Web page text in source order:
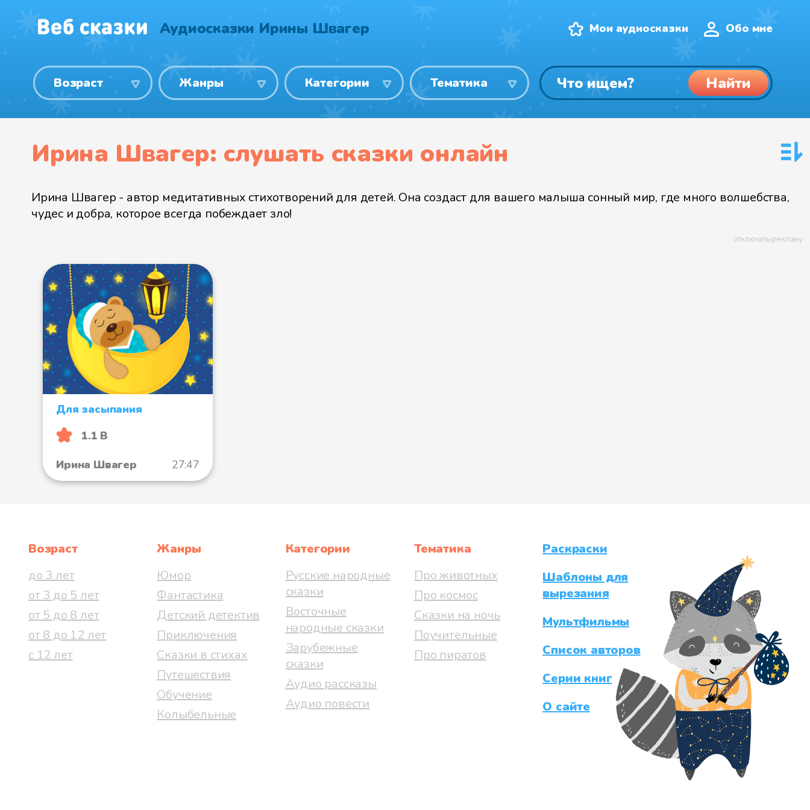
Аудиосказки Ирины Швагер Мои аудиосказки Обо мне
Возраст Жанры Категории Тематика Найти
Ирина Швагер: слушать сказки онлайн
Ирина Швагер - автор медитативных стихотворений для детей. Она создаст для вашего малыша сонный мир, где много волшебства,
чудес и добра, которое всегда побеждает зло!
отключить рекламу
Для засыпания
1.1 B
Ирина Швагер
27:47
Возраст
до 3 лет
от 3 до 5 лет
от 5 до 8 лет
от 8 до 12 лет
с 12 лет
Жанры
Юмор
Фантастика
Детский детектив
Приключения
Сказки в стихах
Путешествия
Обучение
Колыбельные
Категории
Русские народные
сказки
Восточные
народные сказки
Зарубежные
сказки
Аудио рассказы
Аудио повести
Тематика
Про животных
Про космос
Сказки на ночь
Поучительные
Про пиратов
Раскраски
Шаблоны для
вырезания
Мультфильмы
Список авторов
Серии книг
О сайте